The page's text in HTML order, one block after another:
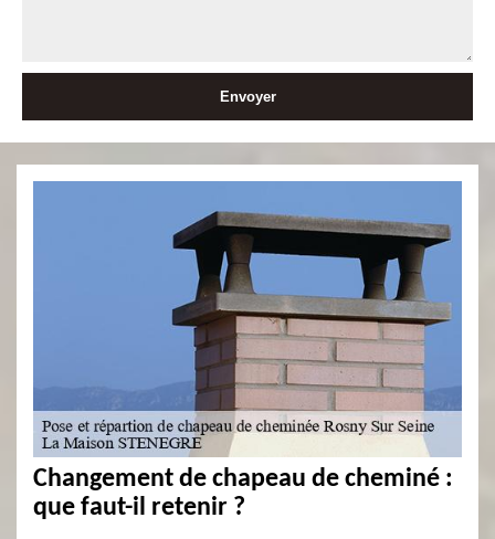
Changement de chapeau de cheminé :
que faut-il retenir ?